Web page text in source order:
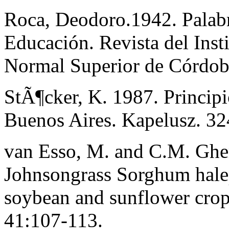
Roca, Deodoro.1942.
Educación. Revista del
Normal Superior de
StÃ¶cker, K. 1987.
Buenos Aires. Kapelusz.
van Esso, M. and C.M.
Johnsongrass Sorghum
soybean and sunflower
41:107-113.